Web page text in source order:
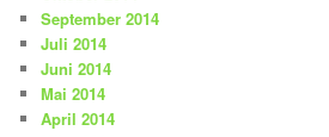
September 2014
Juli 2014
Juni 2014
Mai 2014
April 2014